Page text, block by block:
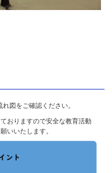
図をご確認ください。
おりますので安全な教育活動
いいたします。